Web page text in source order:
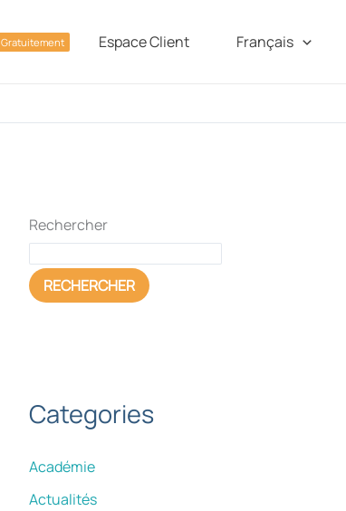
Gratuitement Espace Client Français
Rechercher
RECHERCHER
Categories
Académie
Actualités